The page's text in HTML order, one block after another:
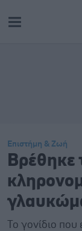
Επιστήμη & Ζωή
Βρέθηκε
Το γονίδιο